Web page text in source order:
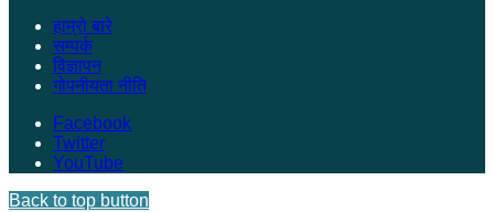
हाम्रो बारे
सम्पर्क
विज्ञापन
गोपनीयता नीति
Facebook
Twitter
YouTube
Back to top button